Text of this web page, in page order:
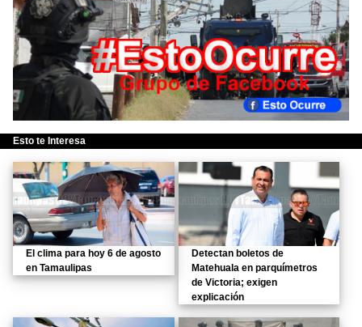
Esto te Interesa
El clima para hoy 6 de agosto
en Tamaulipas
Detectan boletos de
Matehuala en parquímetros
de Victoria; exigen
explicación